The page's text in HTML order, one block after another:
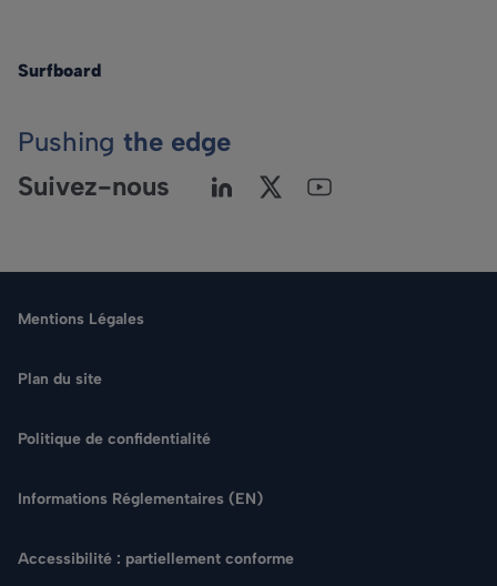
Rechercher
Surfboard
Pushing the edge
Suivez-nous
Mentions Légales
Plan du site
Politique de confidentialité
Informations Réglementaires (EN)
Accessibilité : partiellement conforme